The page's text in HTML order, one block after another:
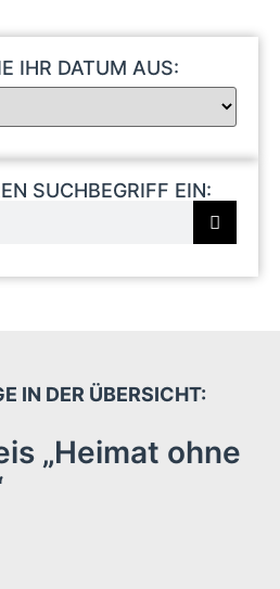
IHR DATUM AUS:
SUCHBEGRIFF EIN:
IN DER ÜBERSICHT:
„Heimat ohne